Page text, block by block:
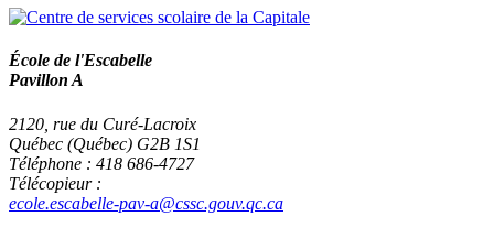
École de l'Escabelle
Pavillon A
2120, rue du Curé-Lacroix
Québec (Québec) G2B 1S1
Téléphone : 418 686-4727
Télécopieur :
ecole.escabelle-pav-a@cssc.gouv.qc.ca